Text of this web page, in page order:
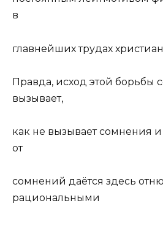
в
главнейших трудах
Правда, исход этой борьбы
вызывает,
как не вызывает сомнения и
от
сомнений даётся здесь
рациональными